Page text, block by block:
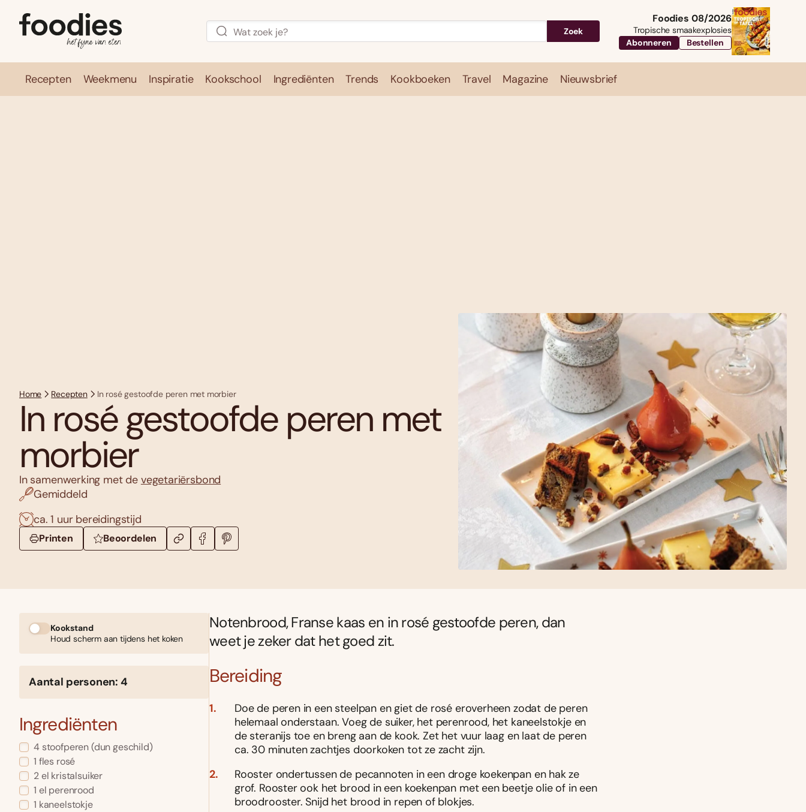
Zoek
Foodies 08/2026
Tropische smaakexplosies
Abonneren
Bestellen
Recepten Weekmenu Inspiratie Kookschool Ingrediënten Trends Kookboeken Travel Magazine Nieuwsbrief
Home Recepten In rosé gestoofde peren met morbier
In rosé gestoofde peren met
morbier
In samenwerking met de vegetariërsbond
Gemiddeld
ca. 1 uur bereidingstijd
Printen Beoordelen
Kookstand
Houd scherm aan tijdens het koken
Aantal personen: 4
Ingrediënten
4 stoofperen (dun geschild)
1 fles rosé
2 el kristalsuiker
1 el perenrood
1 kaneelstokje
Notenbrood, Franse kaas en in rosé gestoofde peren, dan
weet je zeker dat het goed zit.
Bereiding
Doe de peren in een steelpan en giet de rosé eroverheen zodat de peren
helemaal onderstaan. Voeg de suiker, het perenrood, het kaneelstokje en
de steranijs toe en breng aan de kook. Zet het vuur laag en laat de peren
ca. 30 minuten zachtjes doorkoken tot ze zacht zijn.
Rooster ondertussen de pecannoten in een droge koekenpan en hak ze
grof. Rooster ook het brood in een koekenpan met een beetje olie of in een
broodrooster. Snijd het brood in repen of blokjes.